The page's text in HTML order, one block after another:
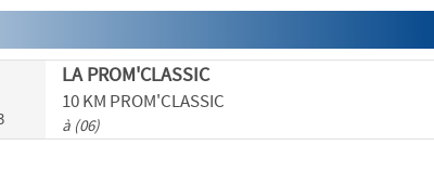
LA PROM'CLASSIC
10 KM PROM'CLASSIC
à (06)